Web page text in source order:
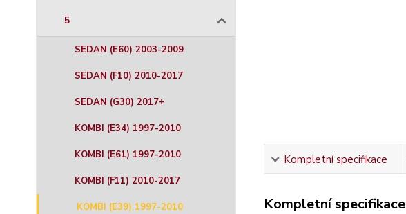
5
SEDAN (E60) 2003-2009
SEDAN (F10) 2010-2017
SEDAN (G30) 2017+
KOMBI (E34) 1997-2010
KOMBI (E61) 1997-2010
KOMBI (F11) 2010-2017
KOMBI (E39) 1997-2010
Kompletní specifikace
Kompletní specifikace